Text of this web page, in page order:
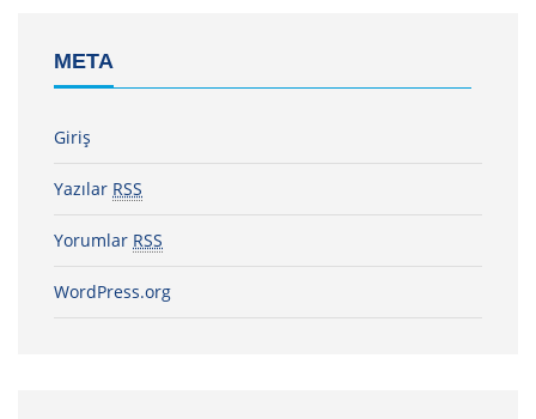
META
Giriş
Yazılar RSS
Yorumlar RSS
WordPress.org